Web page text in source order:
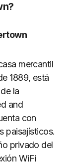
mercantil
1889, está
la
and
con
paisajísticos.
privado del
WiFi